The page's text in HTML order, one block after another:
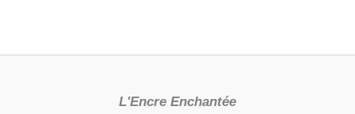
L'Encre Enchantée